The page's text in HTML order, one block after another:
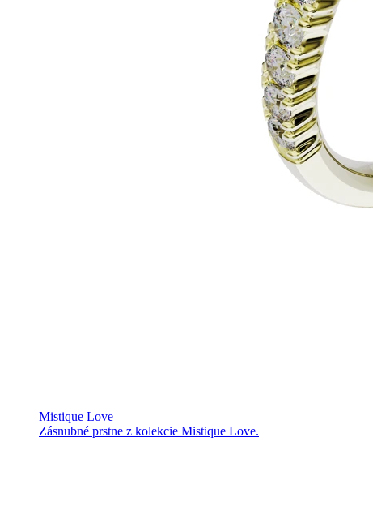
Mistique Love
Zásnubné prstne z kolekcie Mistique Love.